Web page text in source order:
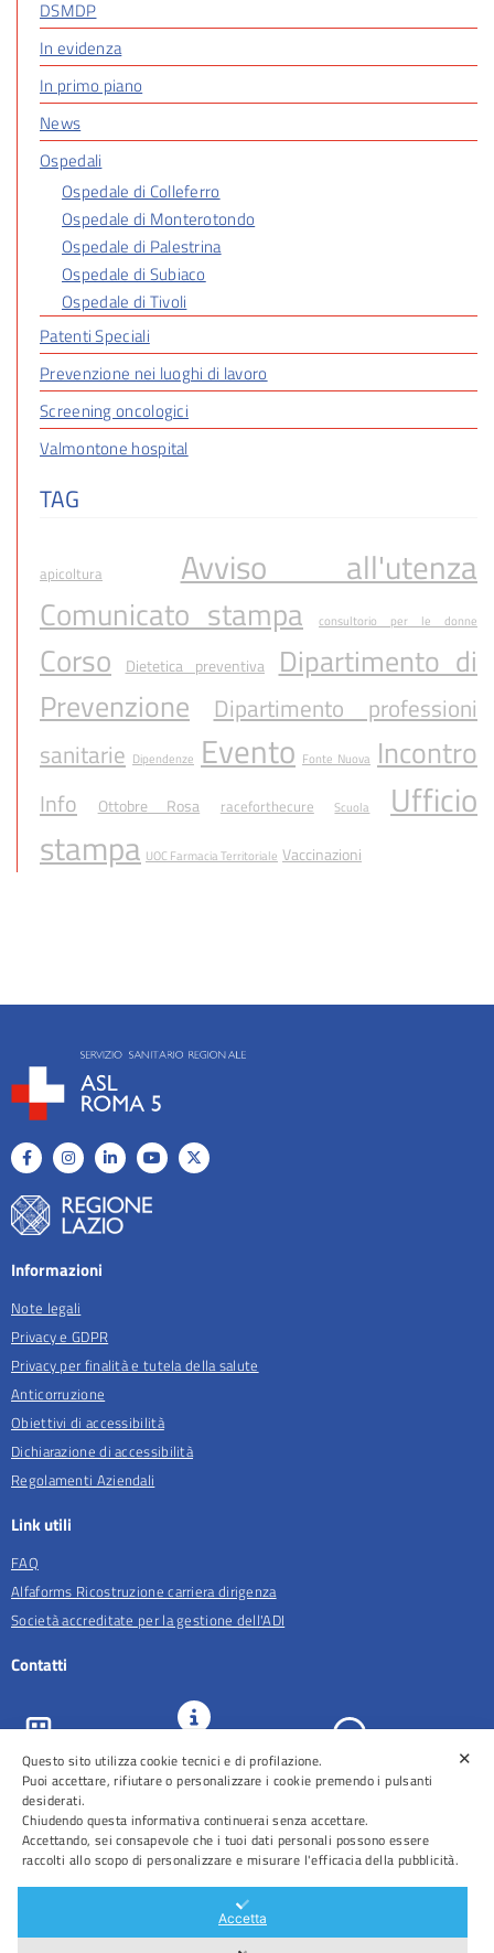
DSMDP
In evidenza
In primo piano
News
Ospedali
Ospedale di Colleferro
Ospedale di Monterotondo
Ospedale di Palestrina
Ospedale di Subiaco
Ospedale di Tivoli
Patenti Speciali
Prevenzione nei luoghi di lavoro
Screening oncologici
Valmontone hospital
TAG
apicoltura Avviso all'utenza
Comunicato stampa consultorio per le donne
Corso Dietetica preventiva
Dipartimento di
Prevenzione
Dipartimento professioni
sanitarie Dipendenze Evento Fonte Nuova Incontro
Info Ottobre Rosa raceforthecure Scuola
Ufficio
stampa UOC Farmacia Territoriale Vaccinazioni
Informazioni
Note legali
Privacy e GDPR
Privacy per finalità e tutela della salute
Anticorruzione
Obiettivi di accessibilità
Dichiarazione di accessibilità
Regolamenti Aziendali
Link utili
FAQ
Alfaforms Ricostruzione carriera dirigenza
Società accreditate per la gestione dell'ADI
Contatti
ASL Roma 5
URP e
Comunicazione
Prenotazioni
✕
Questo sito utilizza cookie tecnici e di profilazione.
Puoi accettare, rifiutare o personalizzare i cookie premendo i pulsanti
desiderati.
Chiudendo questa informativa continuerai senza accettare.
Accettando, sei consapevole che i tuoi dati personali possono essere
raccolti allo scopo di personalizzare e misurare l'efficacia della pubblicità.
Accetta